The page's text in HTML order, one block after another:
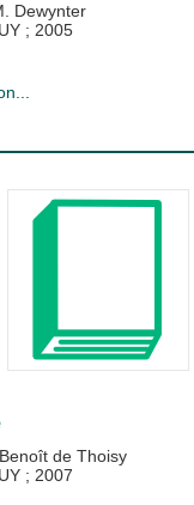
Dewynter
; 2005
Benoît de Thoisy
; 2007